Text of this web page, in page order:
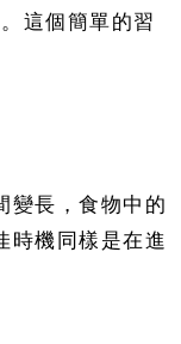
這個簡單的習
變長，食物中的
時機同樣是在進